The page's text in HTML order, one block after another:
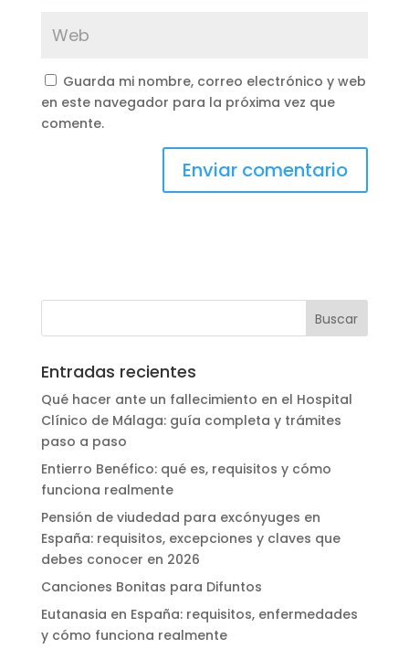
Guarda mi nombre, correo electrónico y web
en este navegador para la próxima vez que
comente.
Entradas recientes
Qué hacer ante un fallecimiento en el Hospital
Clínico de Málaga: guía completa y trámites
paso a paso
Entierro Benéfico: qué es, requisitos y cómo
funciona realmente
Pensión de viudedad para excónyuges en
España: requisitos, excepciones y claves que
debes conocer en 2026
Canciones Bonitas para Difuntos
Eutanasia en España: requisitos, enfermedades
y cómo funciona realmente